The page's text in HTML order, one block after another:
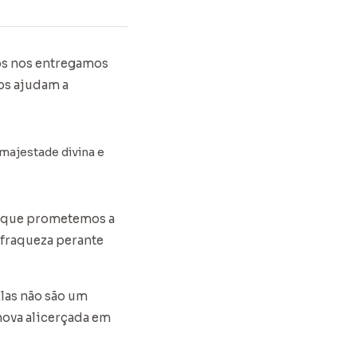
nos entregamos
ajudam a
divina e
prometemos a
perante
não são um
alicerçada em